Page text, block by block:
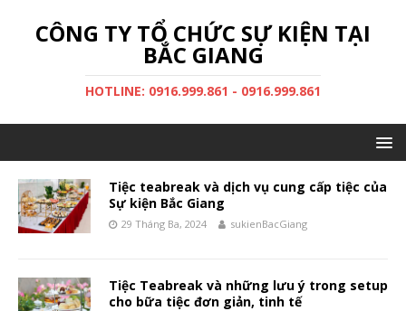
CÔNG TY TỔ CHỨC SỰ KIỆN TẠI
BẮC GIANG
HOTLINE: 0916.999.861 - 0916.999.861
Tiệc teabreak và dịch vụ cung cấp tiệc của
Sự kiện Bắc Giang
29 Tháng Ba, 2024 sukienBacGiang
Tiệc Teabreak và những lưu ý trong setup
cho bữa tiệc đơn giản, tinh tế